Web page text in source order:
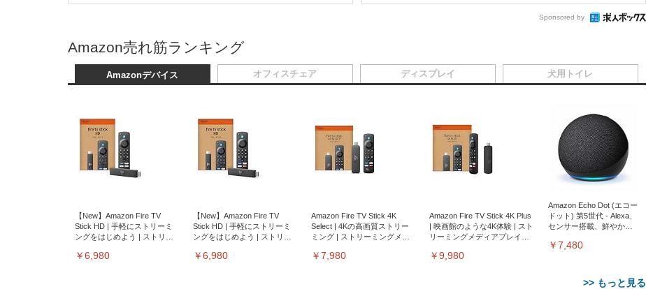
Sponsored by
Amazon売れ筋ランキング
Amazonデバイス
【New】Amazon Fire TV
Stick HD | 手軽にストリーミ
ングをはじめよう | ストリー
￥6,980
【New】Amazon Fire TV
Stick HD | 手軽にストリーミ
ングをはじめよう | ストリー
￥6,980
Amazon Fire TV Stick 4K
Select | 4Kの高画質ストリー
ミング | ストリーミングメデ
￥7,980
Amazon Fire TV Stick 4K Plus
| 映画館のような4K体験 | スト
リーミングメディアプレイヤ
￥9,980
Amazon Echo Dot (エコー
ドット) 第5世代 - Alexa、
センサー搭載、鮮やかな
￥7,480
>> もっと見る
オフィスチェア ディスプレイ 犬用トイレ